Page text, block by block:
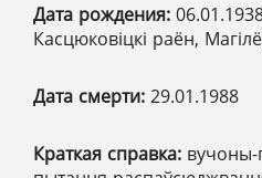
Дата рождения:
Касцюковіцкі раён,
Дата смерти: 29.01.1988
Краткая справка: вучоны-